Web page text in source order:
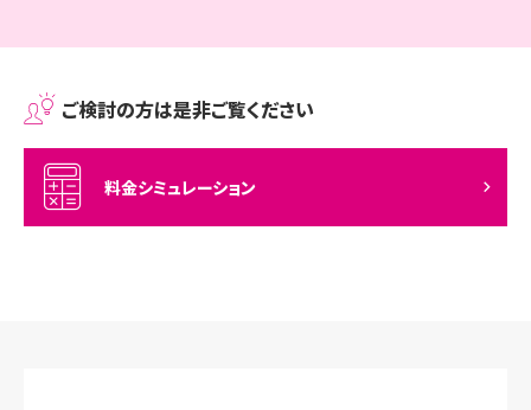
ご検討の方は是非ご覧ください
料金シミュレーション